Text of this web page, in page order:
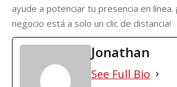
ayude a potenciar tu presencia en línea.
negocio está a solo un clic de distancia!
Jonathan
See Full Bio